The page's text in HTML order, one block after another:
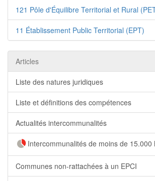
121 Pôle d'Équilibre Territorial et Rural
11 Établissement Public Territorial (EPT)
Articles
Liste des natures juridiques
Liste et définitions des compétences
Actualités intercommunalités
Intercommunalités de moins de 15.000
Communes non-rattachées à un EPCI